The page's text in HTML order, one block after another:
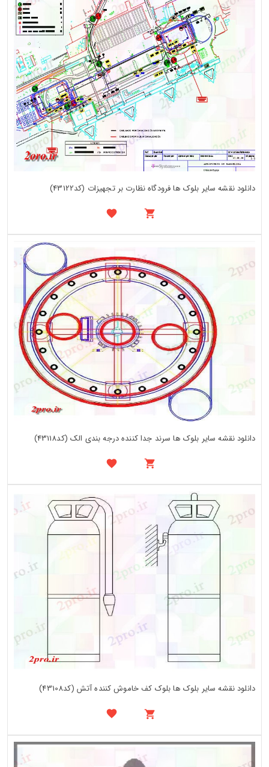
دانلود نقشه سایر بلوک ها فرودگاه نظارت بر تجهیزات (کد43122)
دانلود نقشه سایر بلوک ها سرند جدا کننده درجه بندی الک (کد43118)
دانلود نقشه سایر بلوک ها بلوک کف خاموش کننده آتش (کد43108)